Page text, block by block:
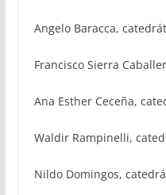
Angelo Baracca,
Francisco Sierra
Ana Esther Ceceña,
Waldir Rampinelli,
Nildo Domingos,